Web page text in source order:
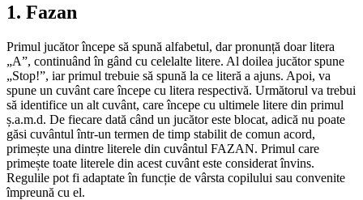
1. Fazan
Primul jucător începe să spună alfabetul, dar pronunță doar litera
„A”, continuând în gând cu celelalte litere. Al doilea jucător spune
„Stop!”, iar primul trebuie să spună la ce literă a ajuns. Apoi, va
spune un cuvânt care începe cu litera respectivă. Următorul va trebui
să identifice un alt cuvânt, care începe cu ultimele litere din primul
ș.a.m.d. De fiecare dată când un jucător este blocat, adică nu poate
găsi cuvântul într-un termen de timp stabilit de comun acord,
primește una dintre literele din cuvântul FAZAN. Primul care
primește toate literele din acest cuvânt este considerat învins.
Regulile pot fi adaptate în funcție de vârsta copilului sau convenite
împreună cu el.